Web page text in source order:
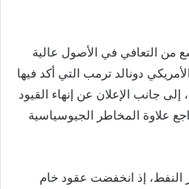
من التعافي في الأصول عالية
دونالد ترمب التي أكد فيها
جانب الإعلان عن إنهاء القيود
علاوة المخاطر الجيوسياسية
النفط، إذ انخفضت عقود خام